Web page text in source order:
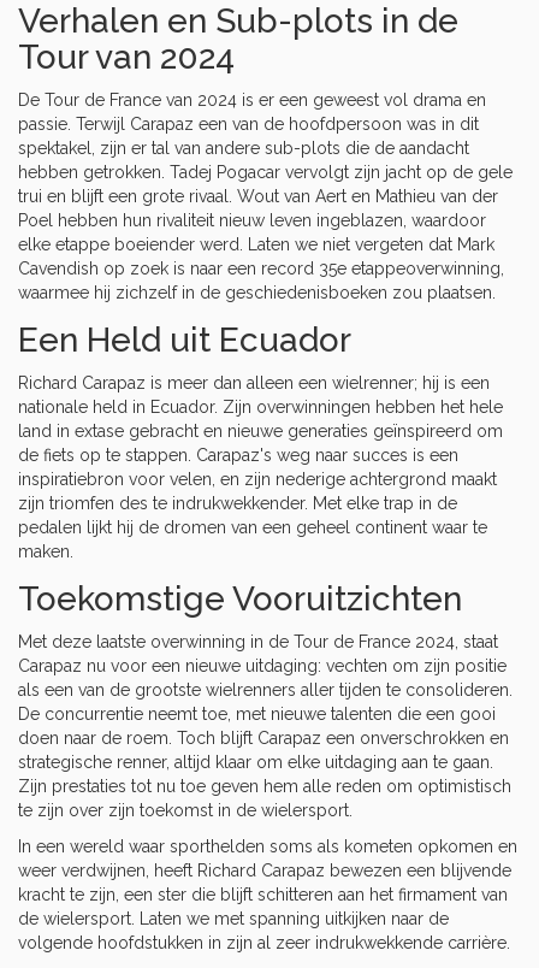
Verhalen en Sub-plots in de
Tour van 2024
De Tour de France van 2024 is er een geweest vol drama en
passie. Terwijl Carapaz een van de hoofdpersoon was in dit
spektakel, zijn er tal van andere sub-plots die de aandacht
hebben getrokken. Tadej Pogacar vervolgt zijn jacht op de gele
trui en blijft een grote rivaal. Wout van Aert en Mathieu van der
Poel hebben hun rivaliteit nieuw leven ingeblazen, waardoor
elke etappe boeiender werd. Laten we niet vergeten dat Mark
Cavendish op zoek is naar een record 35e etappeoverwinning,
waarmee hij zichzelf in de geschiedenisboeken zou plaatsen.
Een Held uit Ecuador
Richard Carapaz is meer dan alleen een wielrenner; hij is een
nationale held in Ecuador. Zijn overwinningen hebben het hele
land in extase gebracht en nieuwe generaties geïnspireerd om
de fiets op te stappen. Carapaz's weg naar succes is een
inspiratiebron voor velen, en zijn nederige achtergrond maakt
zijn triomfen des te indrukwekkender. Met elke trap in de
pedalen lijkt hij de dromen van een geheel continent waar te
maken.
Toekomstige Vooruitzichten
Met deze laatste overwinning in de Tour de France 2024, staat
Carapaz nu voor een nieuwe uitdaging: vechten om zijn positie
als een van de grootste wielrenners aller tijden te consolideren.
De concurrentie neemt toe, met nieuwe talenten die een gooi
doen naar de roem. Toch blijft Carapaz een onverschrokken en
strategische renner, altijd klaar om elke uitdaging aan te gaan.
Zijn prestaties tot nu toe geven hem alle reden om optimistisch
te zijn over zijn toekomst in de wielersport.
In een wereld waar sporthelden soms als kometen opkomen en
weer verdwijnen, heeft Richard Carapaz bewezen een blijvende
kracht te zijn, een ster die blijft schitteren aan het firmament van
de wielersport. Laten we met spanning uitkijken naar de
volgende hoofdstukken in zijn al zeer indrukwekkende carrière.